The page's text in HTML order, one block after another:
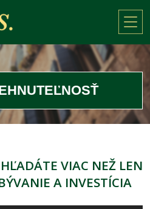
VIAC NEŽ LEN
A INVESTÍCIA